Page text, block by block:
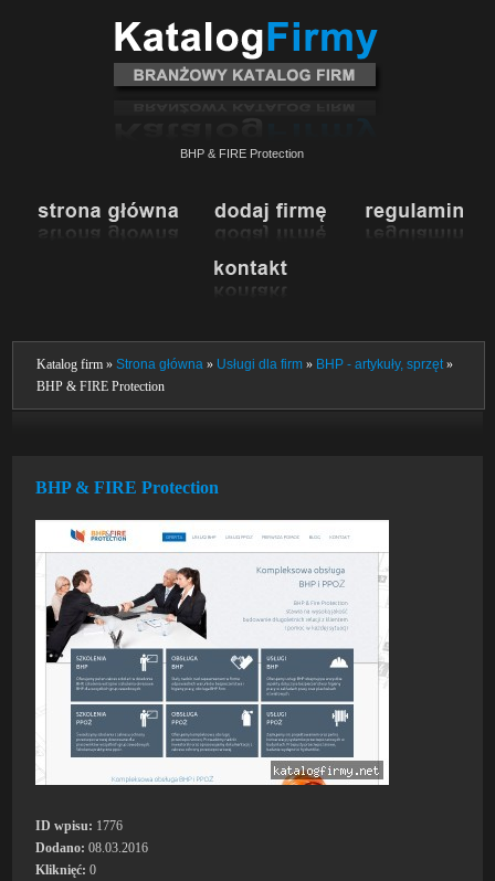
BHP & FIRE Protection
Katalog firm »Strona główna » Usługi dla firm » BHP - artykuły, sprzęt»
BHP & FIRE Protection
BHP & FIRE Protection
ID wpisu: 1776
Dodano: 08.03.2016
Kliknięć: 0